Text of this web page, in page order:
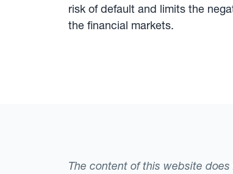
risk of default and limits the
the financial markets.
The content of this website